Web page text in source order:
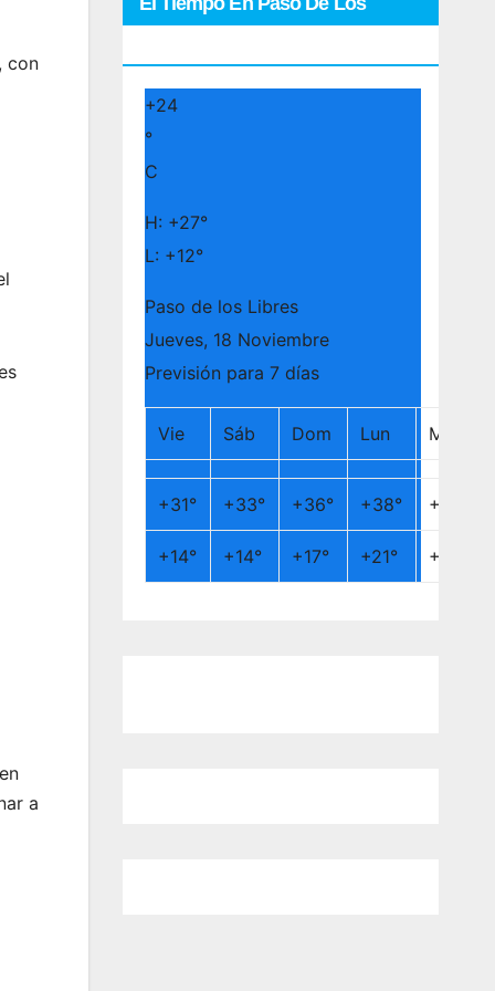
con
a
+24
°
C
H: +27°
L: +12°
Paso de los Libres
Jueves, 18 Noviembre
Previsión para 7 días
Vie Sáb Dom Lun Mar
+31° +33° +36° +38° +
+14° +14° +17° +21° +